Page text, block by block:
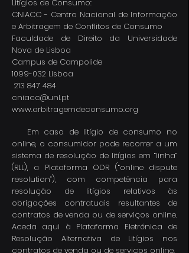
Litígios de Consumo:
CNIACC - Centro Nacional de Informação
e Arbitragem de Conflitos de Consumo
Faculdade de Direito da Universidade
Nova de Lisboa
Campus de Campolide
1099-032 Lisboa
213 847 484
cniacc@unl.pt
www.arbitragemdeconsumo.org
Em caso de litígio de consumo no
online, o consumidor pode recorrer a um
sistema de resolução de litígios em “linha”
(RLL), a Plataforma ODR (“online dispute
resolution”), com competência para
resolução de litígios relativos às
obrigações contratuais resultantes de
contratos de venda ou de serviços online.
Aceda aqui à Plataforma Eletrónica de
Resolução Alternativa de Litígios nos
contratos de venda ou de serviços online.